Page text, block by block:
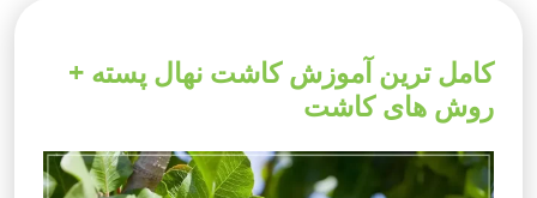
کامل ترین آموزش کاشت نهال پسته +
روش های کاشت